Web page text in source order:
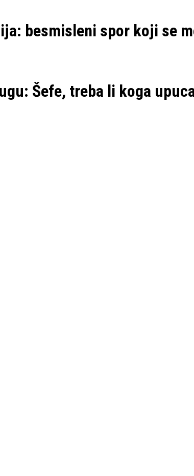
besmisleni spor koji se
Šefe, treba li koga